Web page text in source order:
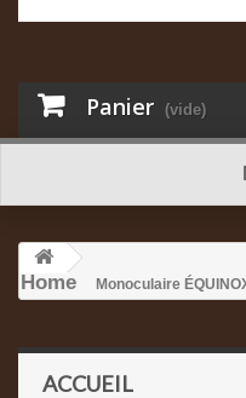
Panier (vide)
Home Monoculaire
ACCUEIL